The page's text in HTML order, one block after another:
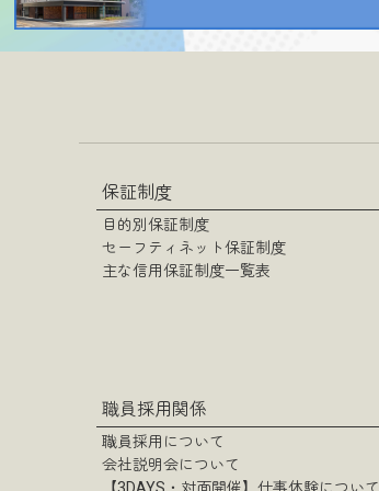
保証制度
目的別保証制度
セーフティネット保証制度
主な信用保証制度一覧表
職員採用関係
職員採用について
会社説明会について